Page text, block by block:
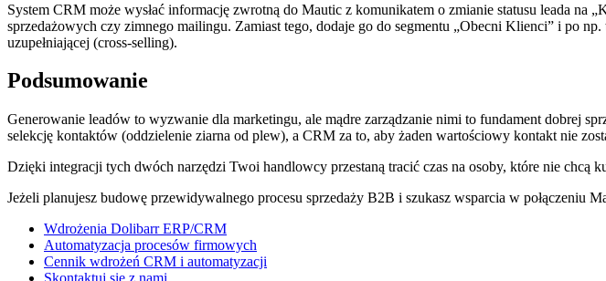
System CRM może wysłać informację zwrotną do Mautic z komunikatem o zmianie statusu leada
sprzedażowych czy zimnego mailingu. Zamiast tego, dodaje go do segmentu „Obecni Klienci” i po
uzupełniającej (cross-selling).
Podsumowanie
Generowanie leadów to wyzwanie dla marketingu, ale mądre zarządzanie nimi to fundament dobrej
selekcję kontaktów (oddzielenie ziarna od plew), a CRM za to, aby żaden wartościowy kontakt nie
Dzięki integracji tych dwóch narzędzi Twoi handlowcy przestaną tracić czas na osoby, które nie chcą
Jeżeli planujesz budowę przewidywalnego procesu sprzedaży B2B i szukasz wsparcia w połączeniu
Wdrożenia Dolibarr ERP/CRM
Automatyzacja procesów firmowych
Cennik wdrożeń CRM i automatyzacji